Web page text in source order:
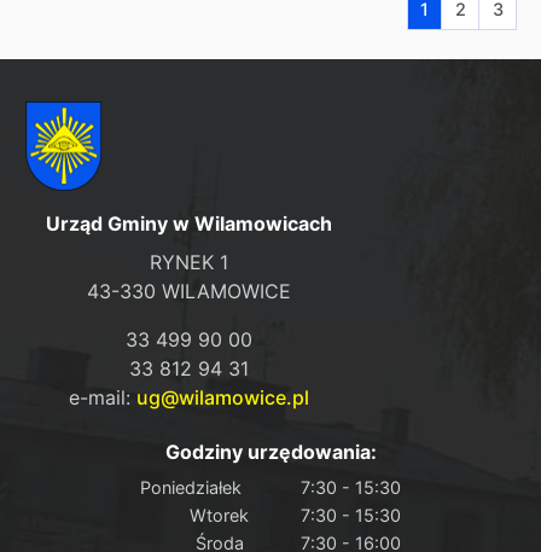
Aktualna
1 Przejdź
2 3
Urząd Gminy w Wilamowicach
RYNEK 1
43-330 WILAMOWICE
33 499 90 00
33 812 94 31
e-mail: ug@wilamowice.pl
Godziny urzędowania:
Poniedziałek
7:30 - 15:30
Wtorek
7:30 - 15:30
Środa
7:30 - 16:00